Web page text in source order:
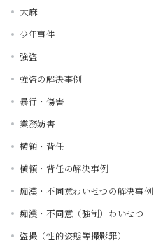
大麻
少年事件
強盗
強盗の解決事例
暴行・傷害
業務妨害
横領・背任
横領・背任の解決事例
痴漢・不同意わいせつの解決事例
痴漢・不同意（強制）わいせつ
盗撮（性的姿態等撮影罪）